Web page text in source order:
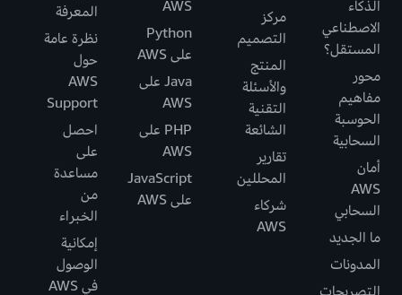
الذكاء
الاصطناعي
المستقل؟
محور
مفاهيم
الحوسبة
السحابية
أمان
AWS
السحابي
ما الجديد
المدونات
مركز
التصميم
المنتج
والأسئلة
التقنية
الشائعة
تقارير
المحللين
شركاء
AWS
AWS
Python
على AWS
Java على
AWS
PHP على
AWS
JavaScript
على AWS
المعرفة
نظرة عامة
حول
AWS
Support
احصل
على
مساعدة
من
الخبراء
إمكانية
الوصول
في AWS